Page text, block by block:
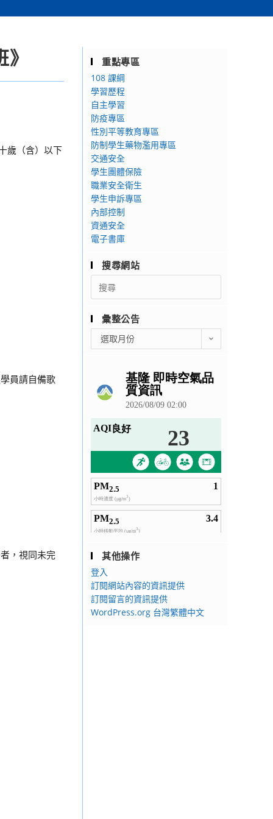
歲（含）以下
員請自備歌
，視同未完
重點專區
108 課綱
學習歷程
自主學習
防疫專區
性別平等教育專區
防制學生藥物濫用專區
交通安全
學生團體保險
職業安全衛生
學生申訴專區
內部控制
資通安全
電子書庫
搜尋網站
Search
for:
彙整公告
整
選取月份
其他操作
登入
訂閱網站內容的資訊提供
訂閱留言的資訊提供
WordPress.org 台灣繁體中文